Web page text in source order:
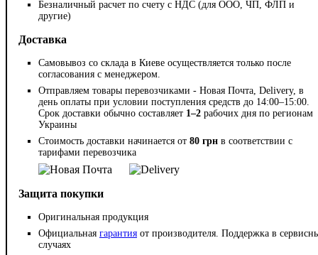
Безналичный расчет по счету с НДС (для ООО, ЧП, ФЛП и
другие)
Доставка
Самовывоз со склада в Киеве осуществляется только после
согласования с менеджером.
Отправляем товары перевозчиками - Новая Почта, Delivery, в
день оплаты при условии поступления средств до 14:00–15:00.
Срок доставки обычно составляет 1–2 рабочих дня по регионам
Украины
Стоимость доставки начинается от 80 грн в соответствии с
тарифами перевозчика
Защита покупки
Оригинальная продукция
Официальная гарантия от производителя. Поддержка в
случаях